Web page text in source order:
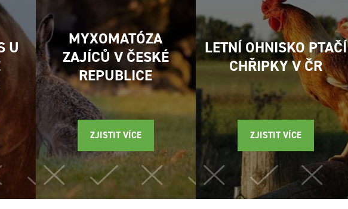
U
MYXOMATÓZA
ZAJÍCŮ V ČESKÉ
REPUBLICE
ZJISTIT VÍCE
LETNÍ OHNISKO PTAČÍ
CHŘIPKY V ČR
ZJISTIT VÍCE